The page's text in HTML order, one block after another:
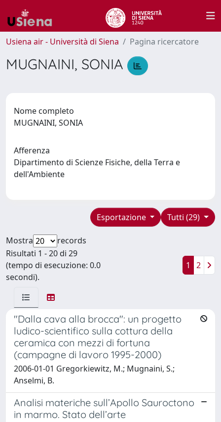
Usiena air - Università di Siena Pagina ricercatore
MUGNAINI, SONIA
Nome completo
MUGNAINI, SONIA
Afferenza
Dipartimento di Scienze Fisiche, della Terra e
dell'Ambiente
Tutti (29)
Esportazione
Mostra
records
Risultati 1 - 20 di 29
(tempo di esecuzione: 0.0
secondi).
1 2
"Dalla cava alla brocca": un progetto
ludico-scientifico sulla cottura della
ceramica con mezzi di fortuna
(campagne di lavoro 1995-2000)
2006-01-01 Gregorkiewitz, M.; Mugnaini, S.;
Anselmi, B.
Analisi materiche sull’Apollo Sauroctono
in marmo. Stato dell’arte